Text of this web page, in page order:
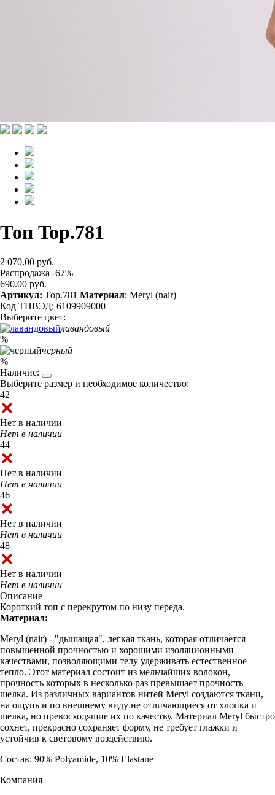
Топ Top.781
2 070.00 руб.
Распродажа -67%
690.00 руб.
Артикул: Top.781 Материал: Meryl (nair)
Код ТНВЭД: 6109909000
Выберите цвет:
лавандовый
%
черный
%
Наличие:
Выберите размер и необходимое количество:
42
Нет в наличии
Нет в наличии
44
Нет в наличии
Нет в наличии
46
Нет в наличии
Нет в наличии
48
Нет в наличии
Нет в наличии
Описание
Короткий топ с перекрутом по низу переда.
Материал:
Meryl (nair) - "дышащая", легкая ткань, которая отличается
повышенной прочностью и хорошими изоляционными
качествами, позволяющими телу удерживать естественное
тепло. Этот материал состоит из мельчайших волокон,
прочность которых в несколько раз превышает прочность
шелка. Из различных вариантов нитей Meryl создаются ткани,
на ощупь и по внешнему виду не отличающиеся от хлопка и
шелка, но превосходящие их по качеству. Материал Meryl быстро
сохнет, прекрасно сохраняет форму, не требует глажки и
устойчив к световому воздействию.
Состав: 90% Polyamide, 10% Elastane
Компания